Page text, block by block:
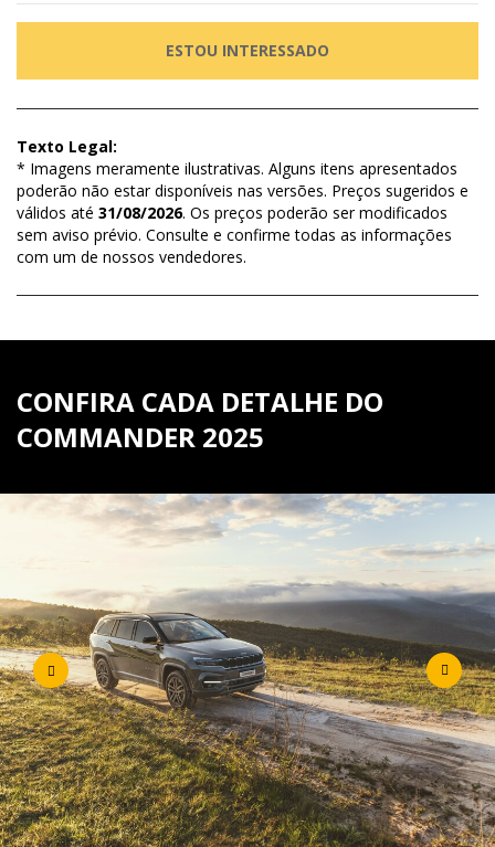
ESTOU INTERESSADO
Texto Legal:
* Imagens meramente ilustrativas. Alguns itens apresentados
poderão não estar disponíveis nas versões. Preços sugeridos e
válidos até 31/08/2026. Os preços poderão ser modificados
sem aviso prévio. Consulte e confirme todas as informações
com um de nossos vendedores.
CONFIRA CADA DETALHE DO
COMMANDER 2025